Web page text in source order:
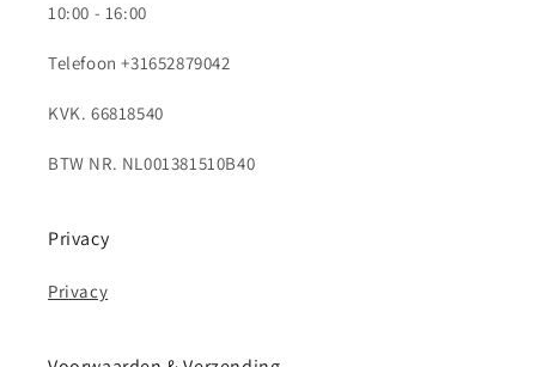
10:00 - 16:00
Telefoon +31652879042
KVK. 66818540
BTW NR. NL001381510B40
Privacy
Privacy